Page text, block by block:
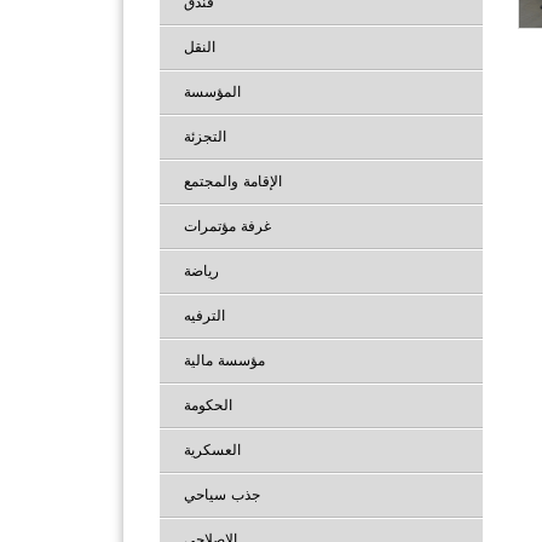
النقل
المؤسسة
التجزئة
الإقامة والمجتمع
غرفة مؤتمرات
رياضة
الترفيه
مؤسسة مالية
الحكومة
العسكرية
جذب سياحي